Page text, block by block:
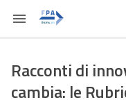
Racconti di
cambia: le